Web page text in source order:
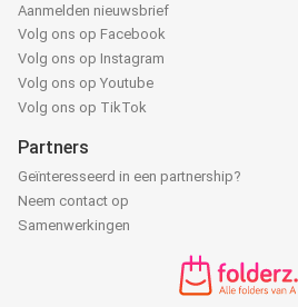
Aanmelden nieuwsbrief
Volg ons op Facebook
Volg ons op Instagram
Volg ons op Youtube
Volg ons op TikTok
Partners
Geïnteresseerd in een partnership?
Neem contact op
Samenwerkingen